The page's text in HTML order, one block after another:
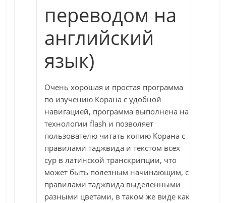
переводом на
английский
язык)
Очень хорошая и простая программа
по изучению Корана с удобной
навигацией, программа выполнена на
технологии flash и позволяет
пользователю читать копию Корана с
правилами таджвида и текстом всех
сур в латинской транскрипции, что
может быть полезным начинающим, с
правилами таджвида выделенными
разными цветами, в таком же виде как